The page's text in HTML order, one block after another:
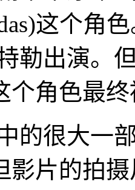
这个角
勒出演。
个角色最
的很大一
影片的拍